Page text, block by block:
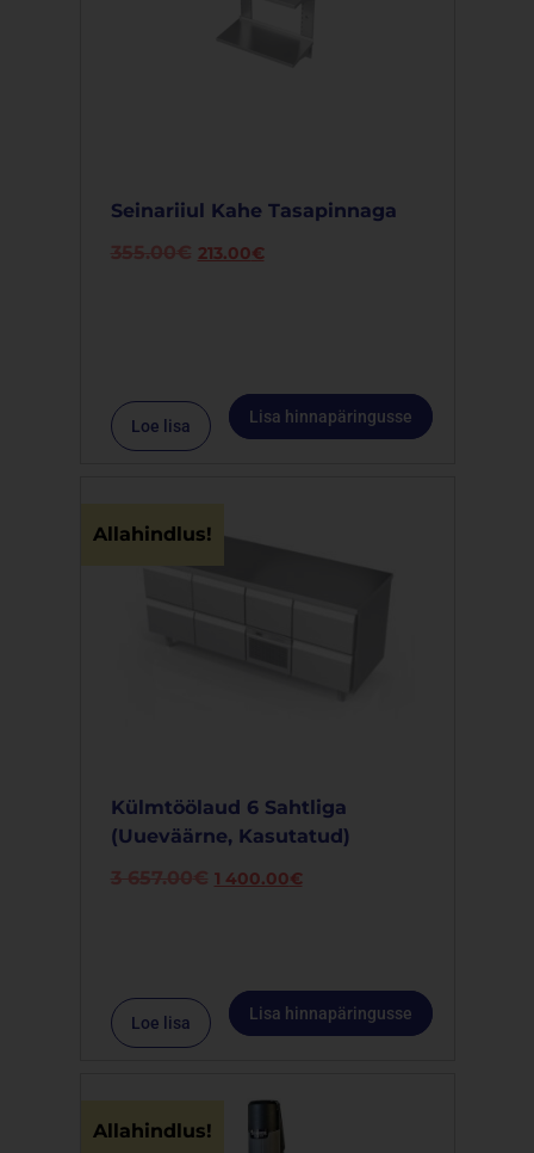
Seinariiul Kahe Tasapinnaga
355.00€ 213.00€
Loe lisa Lisa hinnapäringusse
Allahindlus!
Külmtöölaud 6 Sahtliga
(uueväärne, Kasutatud)
3 657.00€ 1 400.00€
Loe lisa Lisa hinnapäringusse
Allahindlus!